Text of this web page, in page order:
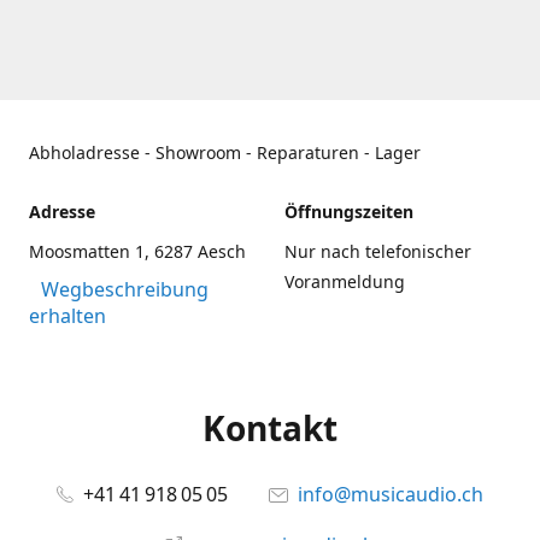
Abholadresse - Showroom - Reparaturen - Lager
Adresse
Moosmatten 1, 6287 Aesch
Wegbeschreibung
erhalten
Öffnungszeiten
Nur nach telefonischer
Voranmeldung
Kontakt
+41 41 918 05 05
info@musicaudio.ch